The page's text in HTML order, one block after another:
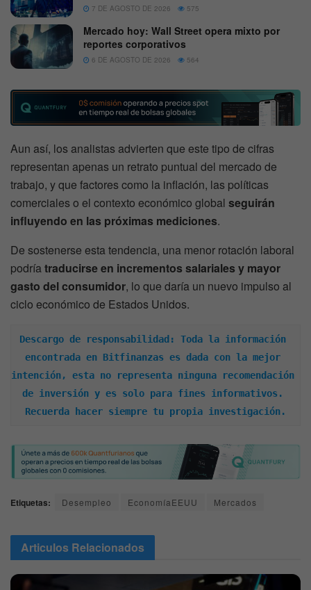
7 DE AGOSTO DE 2026 575
Mercado hoy: Wall Street opera mixto por
reportes corporativos
6 DE AGOSTO DE 2026 564
Aun así, los analistas advierten que este tipo de cifras
representan apenas un retrato puntual del mercado de
trabajo, y que factores como la inflación, las políticas
comerciales o el contexto económico global seguirán
influyendo en las próximas mediciones.
De sostenerse esta tendencia, una menor rotación laboral
podríatraducirse en incrementos salariales y mayor
gasto del consumidor, lo que daría un nuevo impulso al
ciclo económico de Estados Unidos.
Descargo de responsabilidad: Toda la información
encontrada en Bitfinanzas es dada con la mejor
intención, esta no representa ninguna recomendación
de inversión y es solo para fines informativos.
Recuerda hacer siempre tu propia investigación.
Etiquetas: Desempleo EconomíaEEUU Mercados
Articulos Relacionados